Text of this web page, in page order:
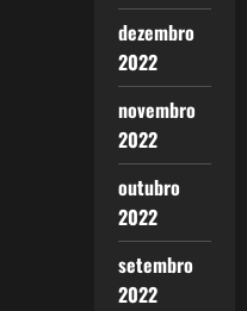
dezembro
2022
novembro
2022
outubro
2022
setembro
2022